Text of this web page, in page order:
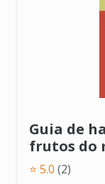
Guia de
frutos do
⭐ 5.0 (2)